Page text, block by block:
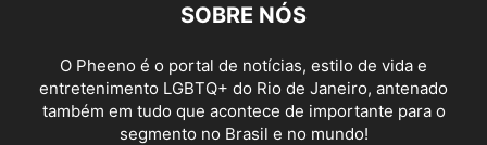
SOBRE NÓS
O Pheeno é o portal de notícias, estilo de vida e
entretenimento LGBTQ+ do Rio de Janeiro, antenado
também em tudo que acontece de importante para o
segmento no Brasil e no mundo!